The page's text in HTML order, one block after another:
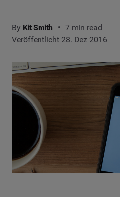
By Kit Smith
7 min read
Veröffentlicht 28. Dez 2016